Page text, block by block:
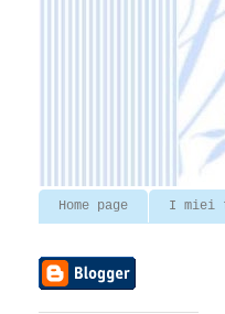
Home page I miei